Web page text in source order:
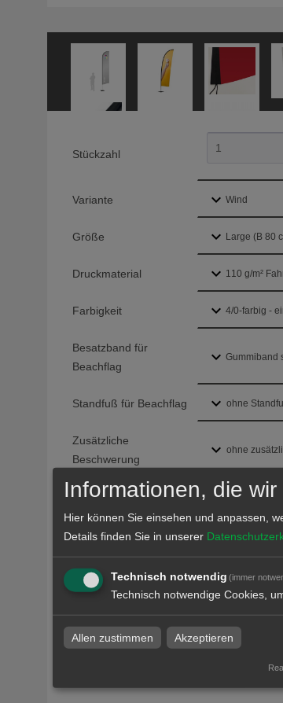
Stückzahl
Variante
Größe
Druckmaterial
Farbigkeit
Besatzband für
Beachflag
Standfuß für Beachflag ohne
Zusätzliche
Beschwerung
ohne
Transporttasche für
Gestell
Druckdaten überprüfen
Informationen, die wir
Hier können Sie einsehen und anpassen,
Details finden Sie in unserer
Technisch notwendig (immer
Technisch notwendige Cookies,
Allen zustimmen Akzeptieren